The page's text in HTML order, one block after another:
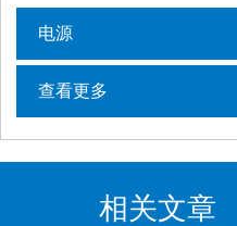
电源
查看更多
相关文章